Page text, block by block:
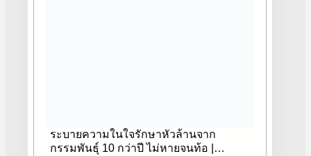
ระบายความในใจรักษาหัวล้านจาก
กรรมพันธุ์ 10 กว่าปี ไม่หายจนท้อ |